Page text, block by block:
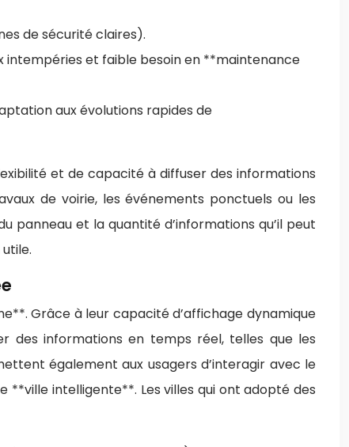
de sécurité claires).
intempéries et faible besoin en **maintenance
aux évolutions rapides de
et de capacité à diffuser des informations
de voirie, les événements ponctuels ou les
panneau et la quantité d’informations qu’il peut
Grâce à leur capacité d’affichage dynamique
des informations en temps réel, telles que les
également aux usagers d’interagir avec le
intelligente**. Les villes qui ont adopté des